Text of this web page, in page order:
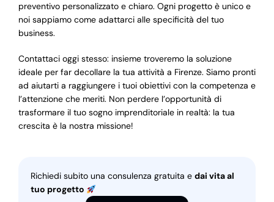
preventivo personalizzato e chiaro. Ogni progetto è unico e
noi sappiamo come adattarci alle specificità del tuo
business.
Contattaci oggi stesso: insieme troveremo la soluzione
ideale per far decollare la tua attività a Firenze. Siamo pronti
ad aiutarti a raggiungere i tuoi obiettivi con la competenza e
l’attenzione che meriti. Non perdere l’opportunità di
trasformare il tuo sogno imprenditoriale in realtà: la tua
crescita è la nostra missione!
Richiedi subito una consulenza gratuita e dai vita al
tuo progetto